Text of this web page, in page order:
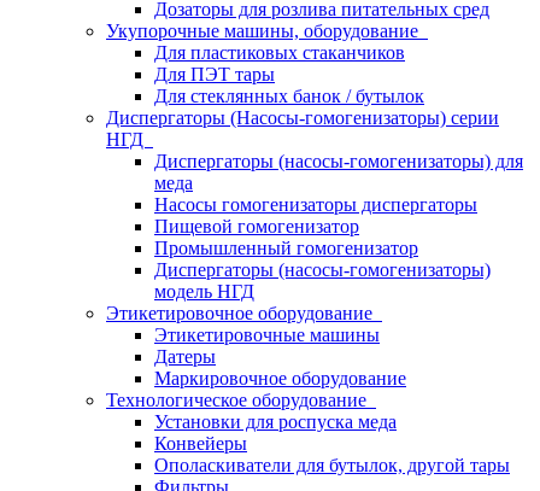
Дозаторы для розлива питательных сред
Укупорочные машины, оборудование
Для пластиковых стаканчиков
Для ПЭТ тары
Для стеклянных банок / бутылок
Диспергаторы (Насосы-гомогенизаторы) серии
НГД
Диспергаторы (насосы-гомогенизаторы) для
меда
Насосы гомогенизаторы диспергаторы
Пищевой гомогенизатор
Промышленный гомогенизатор
Диспергаторы (насосы-гомогенизаторы)
модель НГД
Этикетировочное оборудование
Этикетировочные машины
Датеры
Маркировочное оборудование
Технологическое оборудование
Установки для роспуска меда
Конвейеры
Ополаскиватели для бутылок, другой тары
Фильтры